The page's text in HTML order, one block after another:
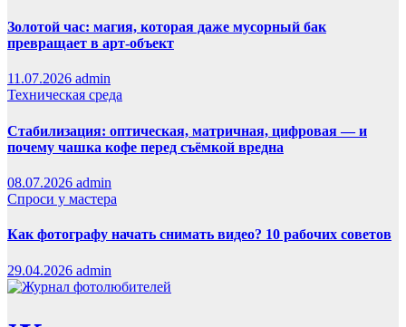
Золотой час: магия, которая даже мусорный бак
превращает в арт-объект
11.07.2026 admin
Техническая среда
Стабилизация: оптическая, матричная, цифровая — и
почему чашка кофе перед съёмкой вредна
08.07.2026 admin
Спроси у мастера
Как фотографу начать снимать видео? 10 рабочих советов
29.04.2026 admin